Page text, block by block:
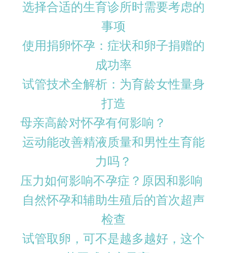
选择合适的生育诊所时需要考虑的
事项
使用捐卵怀孕：症状和卵子捐赠的
成功率
试管技术全解析：为育龄女性量身
打造
母亲高龄对怀孕有何影响？
运动能改善精液质量和男性生育能
力吗？
压力如何影响不孕症？原因和影响
自然怀孕和辅助生殖后的首次超声
检查
试管取卵，可不是越多越好，这个